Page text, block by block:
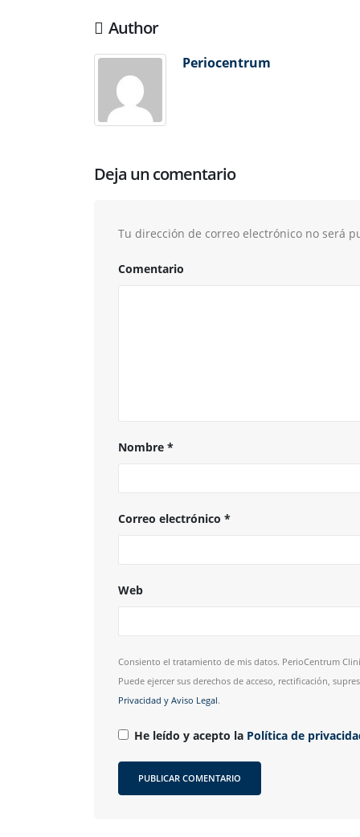
Author
Periocentrum
Deja un comentario
Tu dirección de correo electrónico no será
Comentario
Nombre *
Correo electrónico *
Web
Consiento el tratamiento de mis datos. PerioCentrum
Puede ejercer sus derechos de acceso, rectificación,
Privacidad y Aviso Legal.
He leído y acepto la Política de